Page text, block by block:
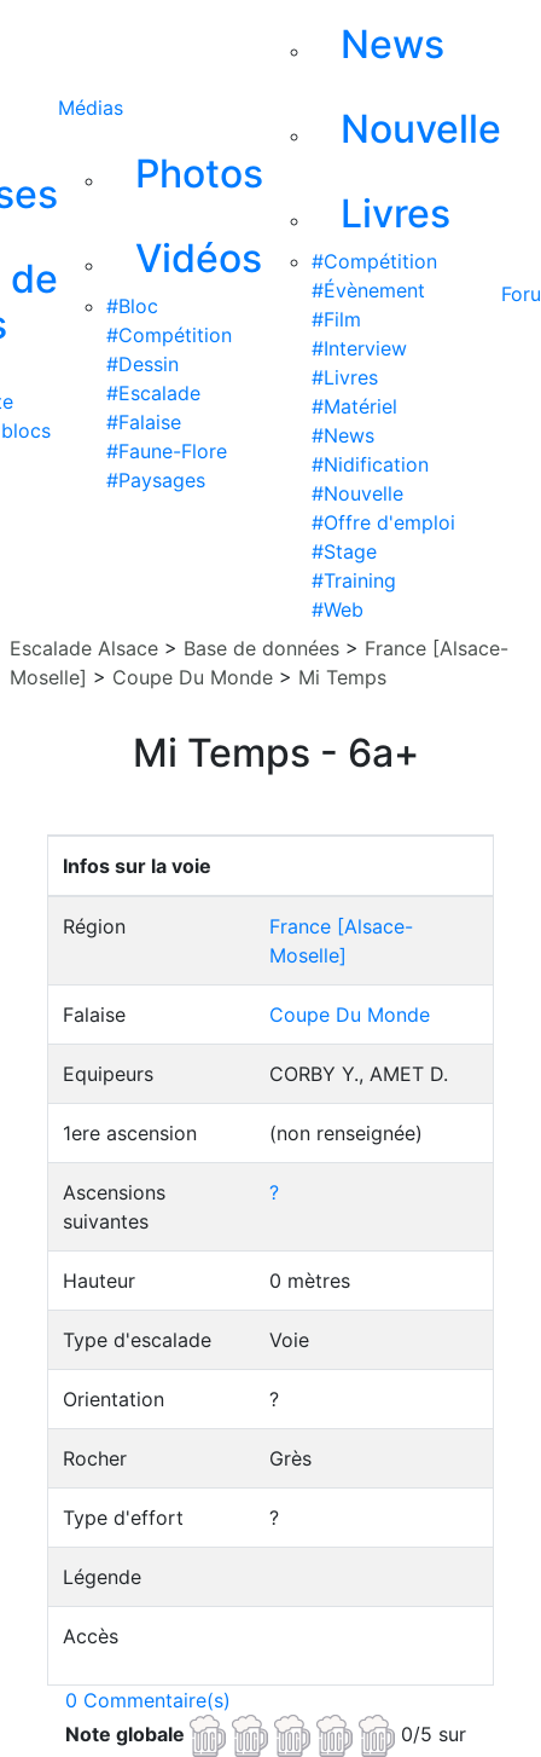
de
Médias
Photos
Vidéos
#Bloc
#Compétition
#Dessin
#Escalade
#Falaise
#Faune-Flore
#Paysages
News
Nouvelle
Livres
#Compétition
#Évènement
#Film
#Interview
#Livres
#Matériel
#News
#Nidification
#Nouvelle
#Offre d'emploi
#Stage
#Training
#Web
Escalade Alsace > Base de données > France [Alsace-
Moselle] > Coupe Du Monde > Mi Temps
Mi Temps - 6a+
Infos sur la voie
Région
France [Alsace-
Moselle]
Falaise Coupe Du Monde
Equipeurs CORBY Y., AMET D.
1ere ascension (non renseignée)
Ascensions
suivantes
?
Hauteur 0 mètres
Type d'escalade Voie
Orientation ?
Rocher Grès
Type d'effort ?
Légende
Accès
0 Commentaire(s)
Note globale
0/5 sur